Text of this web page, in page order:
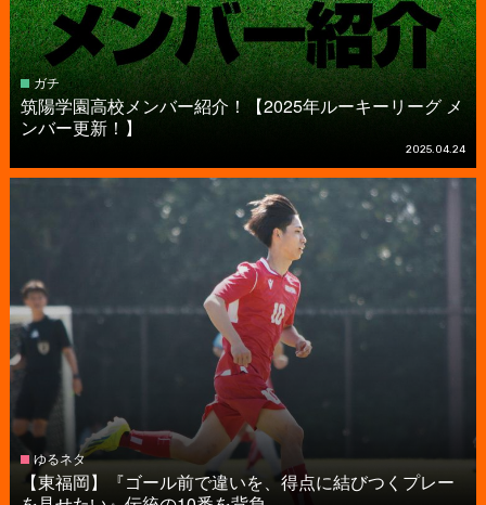
ガチ
筑陽学園高校メンバー紹介！【2025年ルーキーリーグ メ
ンバー更新！】
2025.04.24
ゆるネタ
【東福岡】『ゴール前で違いを、得点に結びつくプレー